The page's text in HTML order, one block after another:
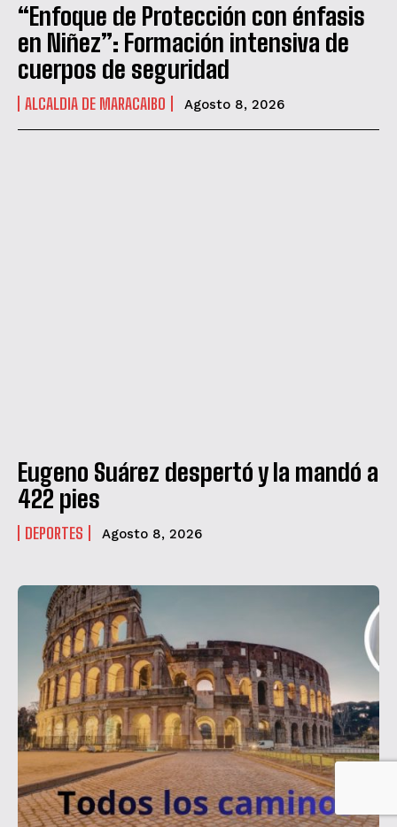
“Enfoque de Protección con énfasis
en Niñez”: Formación intensiva de
cuerpos de seguridad
ALCALDIA DE MARACAIBO Agosto 8, 2026
Eugeno Suárez despertó y la mandó a
422 pies
DEPORTES Agosto 8, 2026